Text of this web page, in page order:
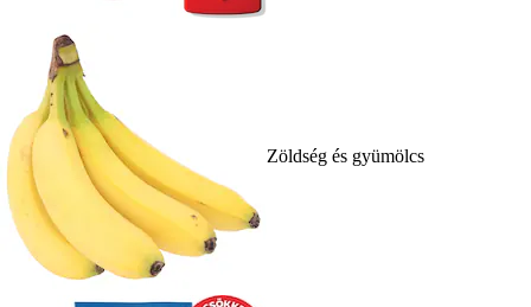
Zöldség és gyümölcs